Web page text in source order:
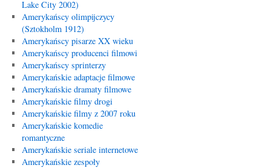
Lake City 2002)
Amerykańscy olimpijczycy
(Sztokholm 1912)
Amerykańscy pisarze XX wieku
Amerykańscy producenci filmowi
Amerykańscy sprinterzy
Amerykańskie adaptacje filmowe
Amerykańskie dramaty filmowe
Amerykańskie filmy drogi
Amerykańskie filmy z 2007 roku
Amerykańskie komedie
romantyczne
Amerykańskie seriale internetowe
Amerykańskie zespoły